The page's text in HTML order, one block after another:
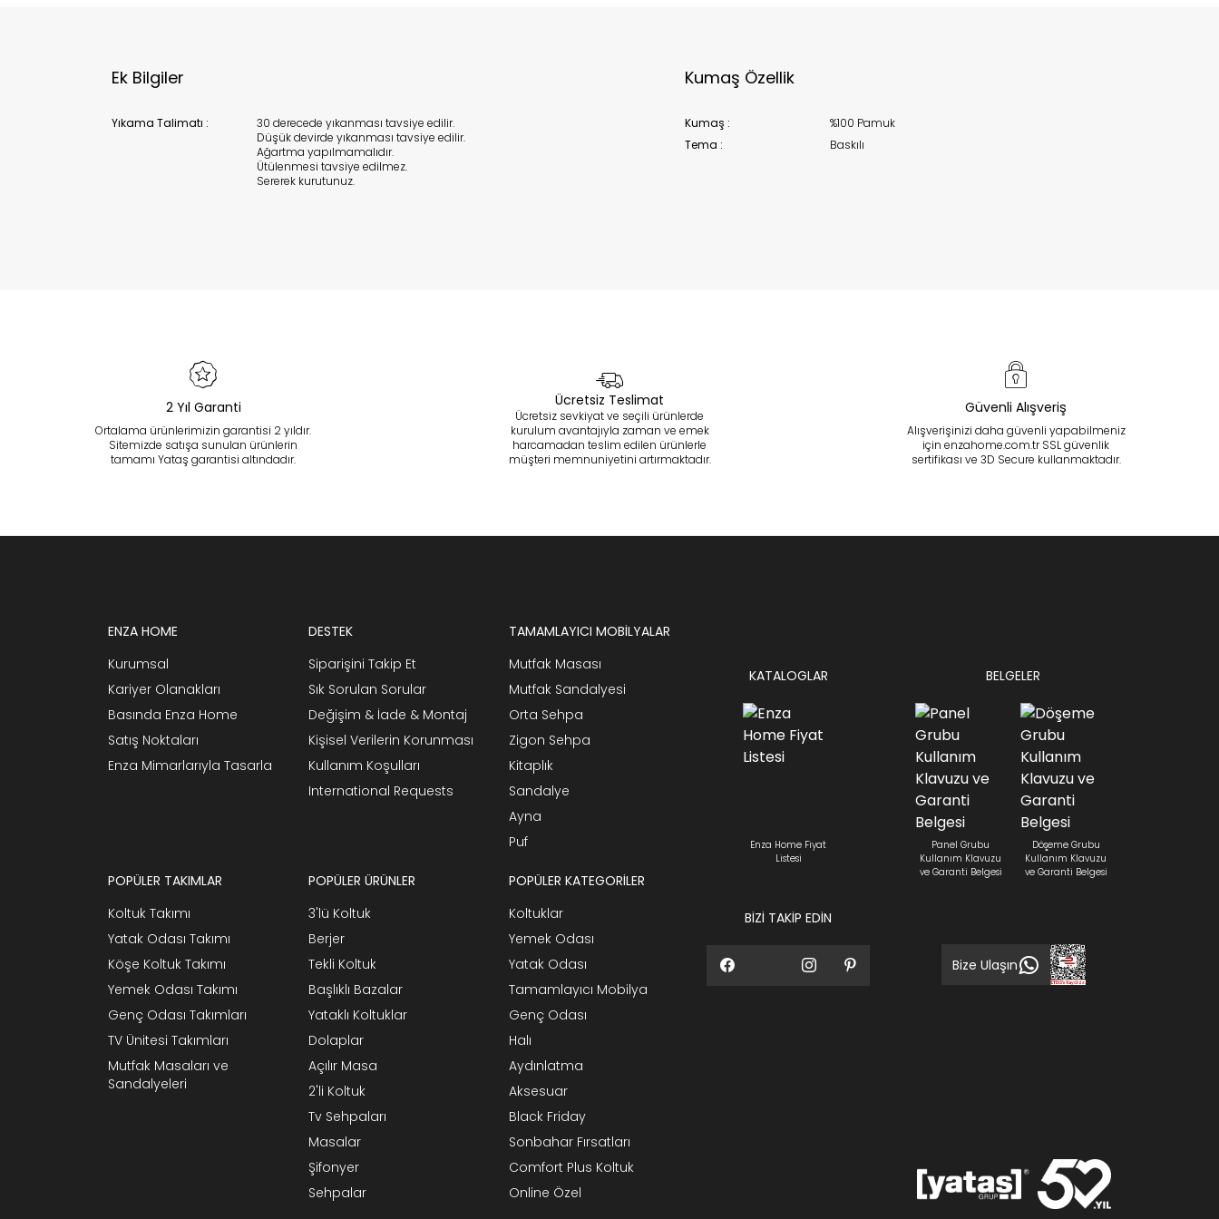
Ek Bilgiler
Yıkama Talimatı :
30 derecede yıkanması tavsiye edilir.
Düşük devirde yıkanması tavsiye edilir.
Ağartma yapılmamalıdır.
Ütülenmesi tavsiye edilmez.
Sererek kurutunuz.
Kumaş Özellik
Kumaş :
%100 Pamuk
Tema :
Baskılı
2 Yıl Garanti
Ortalama ürünlerimizin garantisi 2 yıldır.
Sitemizde satışa sunulan ürünlerin
tamamı Yataş garantisi altındadır.
Ücretsiz Teslimat
Ücretsiz sevkiyat ve seçili ürünlerde
kurulum avantajıyla zaman ve emek
harcamadan teslim edilen ürünlerle
müşteri memnuniyetini artırmaktadır.
Güvenli Alışveriş
Alışverişinizi daha güvenli yapabilmeniz
için enzahome.com.tr SSL güvenlik
sertifikası ve 3D Secure kullanmaktadır.
ENZA HOME
Kurumsal
Kariyer Olanakları
Basında Enza Home
Satış Noktaları
Enza Mimarlarıyla Tasarla
DESTEK
Siparişini Takip Et
Sık Sorulan Sorular
Değişim & İade & Montaj
Kişisel Verilerin Korunması
Kullanım Koşulları
International Requests
TAMAMLAYICI MOBİLYALAR
Mutfak Masası
Mutfak Sandalyesi
Orta Sehpa
Zigon Sehpa
Kitaplık
Sandalye
Ayna
Puf
POPÜLER TAKIMLAR
Koltuk Takımı
Yatak Odası Takımı
Köşe Koltuk Takımı
Yemek Odası Takımı
Genç Odası Takımları
TV Ünitesi Takımları
Mutfak Masaları ve
Sandalyeleri
POPÜLER ÜRÜNLER
3'lü Koltuk
Berjer
Tekli Koltuk
Başlıklı Bazalar
Yataklı Koltuklar
Dolaplar
Açılır Masa
2'li Koltuk
Tv Sehpaları
Masalar
Şifonyer
Sehpalar
POPÜLER KATEGORİLER
Koltuklar
Yemek Odası
Yatak Odası
Tamamlayıcı Mobilya
Genç Odası
Halı
Aydınlatma
Aksesuar
Black Friday
Sonbahar Fırsatları
Comfort Plus Koltuk
Online Özel
KATALOGLAR
Enza Home Fiyat
Listesi
BİZİ TAKİP EDİN
BELGELER
Panel Grubu
Kullanım Klavuzu
ve Garanti Belgesi
Döşeme Grubu
Kullanım Klavuzu
ve Garanti Belgesi
Bize Ulaşın